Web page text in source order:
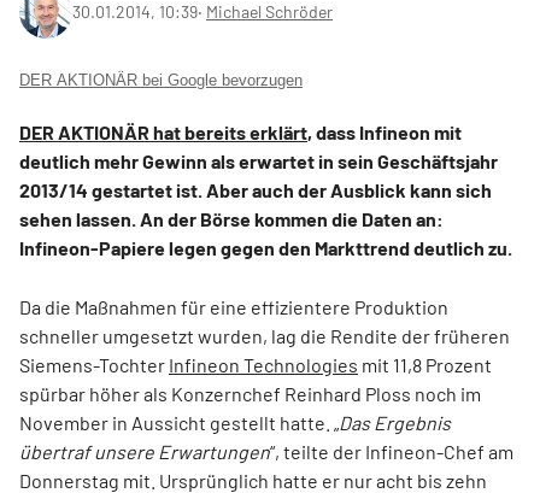
30.01.2014, 10:39‧ Michael Schröder
DER AKTIONÄR bei Google bevorzugen
DER AKTIONÄR hat bereits erklärt, dass Infineon mit
deutlich mehr Gewinn als erwartet in sein Geschäftsjahr
2013/14 gestartet ist. Aber auch der Ausblick kann sich
sehen lassen. An der Börse kommen die Daten an:
Infineon-Papiere legen gegen den Markttrend deutlich zu.
Da die Maßnahmen für eine effizientere Produktion
schneller umgesetzt wurden, lag die Rendite der früheren
Siemens-Tochter Infineon Technologies mit 11,8 Prozent
spürbar höher als Konzernchef Reinhard Ploss noch im
November in Aussicht gestellt hatte. „Das Ergebnis
übertraf unsere Erwartungen“, teilte der Infineon-Chef am
Donnerstag mit. Ursprünglich hatte er nur acht bis zehn